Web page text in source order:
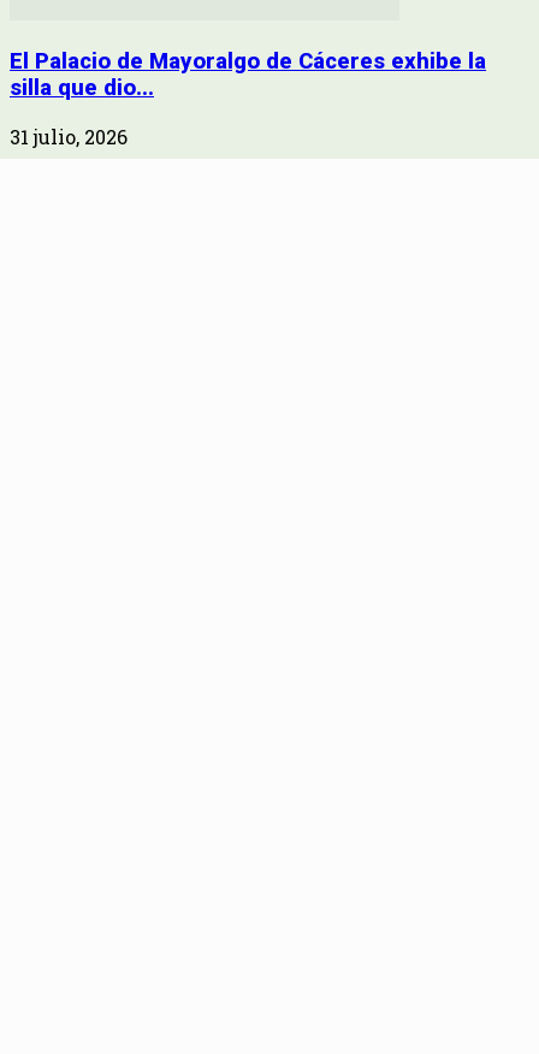
El Palacio de Mayoralgo de Cáceres exhibe la
silla que dio...
31 julio, 2026